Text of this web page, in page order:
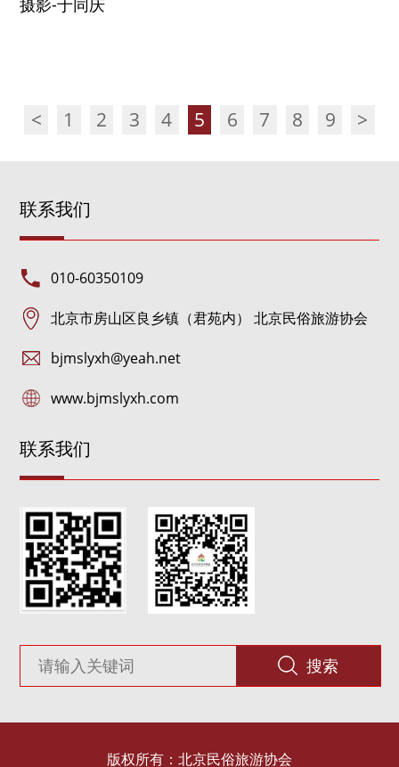
< 1 2 3 4 5 6 7 8 9 >
联系我们
010-60350109
北京市房山区良乡镇（君苑内） 北京民俗旅游协会
bjmslyxh@yeah.net
www.bjmslyxh.com
联系我们
搜索
版权所有：北京民俗旅游协会